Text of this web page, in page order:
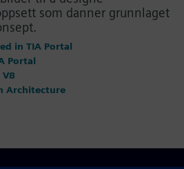
som danner grunnlaget
in TIA Portal
Portal
V8
Architecture